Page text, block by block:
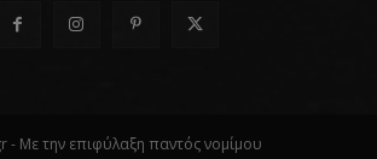
- Με την επιφύλαξη παντός νομίμου